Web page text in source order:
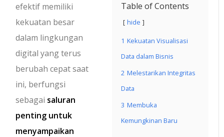
Table of Contents
hide
1 Kekuatan Visualisasi
Data dalam Bisnis
2 Melestarikan Integritas
Data
3 Membuka
Kemungkinan Baru
efektif memiliki
kekuatan besar
dalam lingkungan
digital yang terus
berubah cepat saat
ini, berfungsi
sebagai saluran
penting untuk
menyampaikan